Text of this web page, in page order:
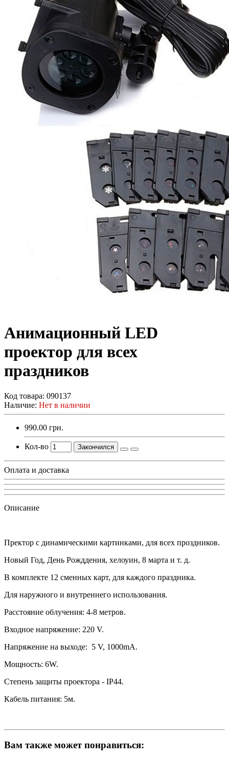
Анимационный LED
проектор для всех
праздников
Код товара: 090137
Наличие: Нет в наличии
990.00 грн.
Кол-во Закончился
Оплата и доставка
Описание
Пректор с динамическими картинками, для всех проздников.
Новый Год, День Рожддения, хелоуин, 8 марта и т. д.
В комплекте 12 сменных карт, для каждого праздника.
Для наружного и внутреннего использования.
Расстояние облучения: 4-8 метров.
Входное напряжение: 220 V.
Напряжение на выходе: 5 V, 1000mA.
Мощность: 6W.
Степень защиты проектора - IP44.
Кабель питания: 5м.
Вам также может понравиться: